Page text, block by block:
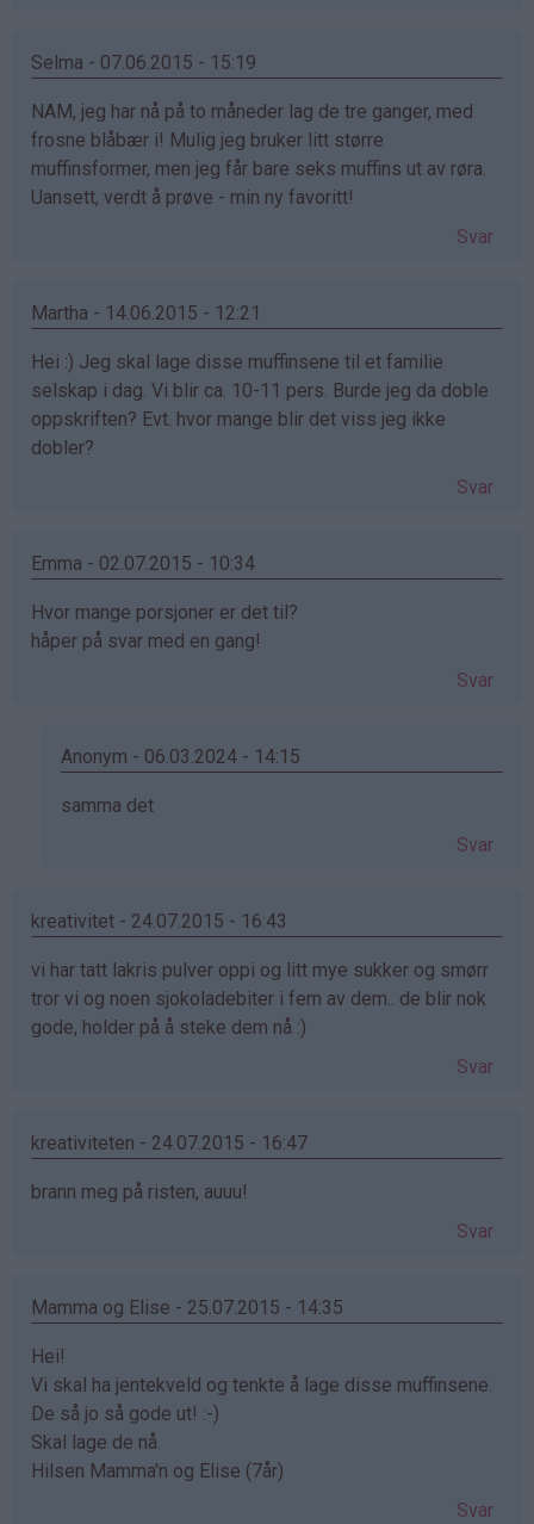
Selma - 07.06.2015 - 15:19
NAM, jeg har nå på to måneder lag de tre ganger, med
frosne blåbær i! Mulig jeg bruker litt større
muffinsformer, men jeg får bare seks muffins ut av røra.
Uansett, verdt å prøve - min ny favoritt!
Svar
Martha - 14.06.2015 - 12:21
Hei :) Jeg skal lage disse muffinsene til et familie
selskap i dag. Vi blir ca. 10-11 pers. Burde jeg da doble
oppskriften? Evt. hvor mange blir det viss jeg ikke
dobler?
Svar
Emma - 02.07.2015 - 10:34
Hvor mange porsjoner er det til?
håper på svar med en gang!
Svar
Anonym - 06.03.2024 - 14:15
Som
Emma
bekreftet)
samma det
Svar
kreativitet - 24.07.2015 - 16:43
vi har tatt lakris pulver oppi og litt mye sukker og smørr
tror vi og noen sjokoladebiter i fem av dem.. de blir nok
gode, holder på å steke dem nå :)
Svar
kreativiteten - 24.07.2015 - 16:47
brann meg på risten, auuu!
Svar
Mamma og Elise - 25.07.2015 - 14:35
Hei!
Vi skal ha jentekveld og tenkte å lage disse muffinsene.
De så jo så gode ut! :-)
Skal lage de nå.
Hilsen Mamma'n og Elise (7år)
Svar